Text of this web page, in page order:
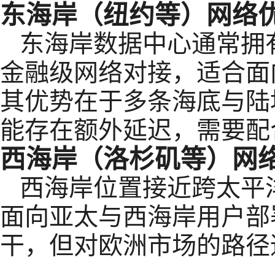
东海岸（纽约等）网络
东海岸数据中心通常
金融级网络对接，适合
其优势在于多条海底与
能存在额外延迟，需要
西海岸（洛杉矶等）网
西海岸位置接近跨太
面向亚太与西海岸用户
干，但对欧洲市场的路